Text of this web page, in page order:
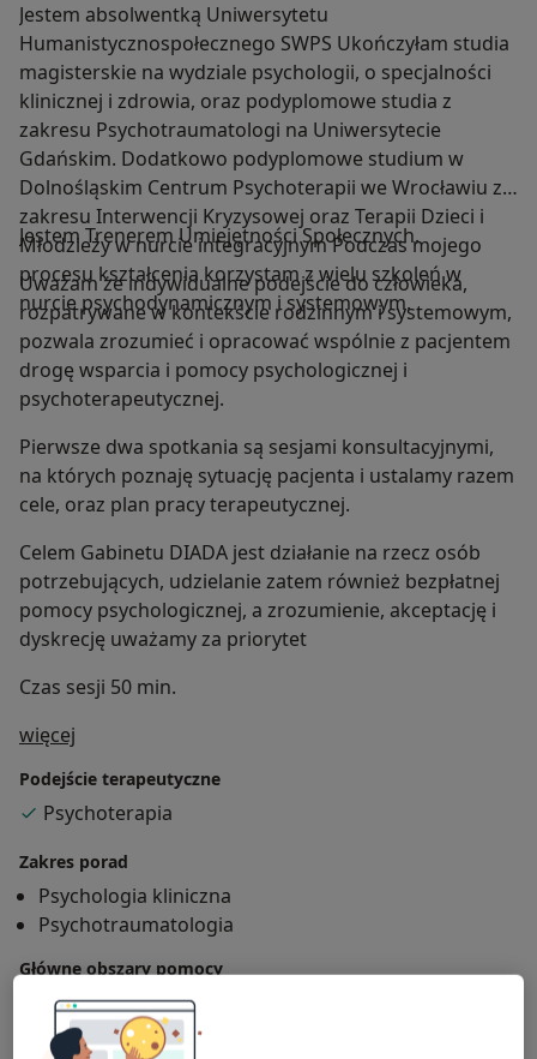
Jestem absolwentką Uniwersytetu
Humanistycznospołecznego SWPS Ukończyłam studia
magisterskie na wydziale psychologii, o specjalności
klinicznej i zdrowia, oraz podyplomowe studia z
zakresu Psychotraumatologi na Uniwersytecie
Gdańskim. Dodatkowo podyplomowe studium w
Dolnośląskim Centrum Psychoterapii we Wrocławiu z
zakresu Interwencji Kryzysowej oraz Terapii Dzieci i
Młodzieży w nurcie integracyjnym Podczas mojego
procesu kształcenia korzystam z wielu szkoleń w
nurcie psychodynamicznym i systemowym.
Jestem Trenerem Umiejętności Społecznych.
Uważam że indywidualne podejście do człowieka,
rozpatrywane w kontekście rodzinnym i systemowym,
pozwala zrozumieć i opracować wspólnie z pacjentem
drogę wsparcia i pomocy psychologicznej i
psychoterapeutycznej.
Pierwsze dwa spotkania są sesjami konsultacyjnymi,
na których poznaję sytuację pacjenta i ustalamy razem
cele, oraz plan pracy terapeutycznej.
Celem Gabinetu DIADA jest działanie na rzecz osób
potrzebujących, udzielanie zatem również bezpłatnej
pomocy psychologicznej, a zrozumienie, akceptację i
dyskrecję uważamy za priorytet
Czas sesji 50 min.
więcej
Podejście terapeutyczne
Psychoterapia
Zakres porad
Psychologia kliniczna
Psychotraumatologia
Główne obszary pomocy
Depresja Lęki
Zaburzenia psychosomatyczne